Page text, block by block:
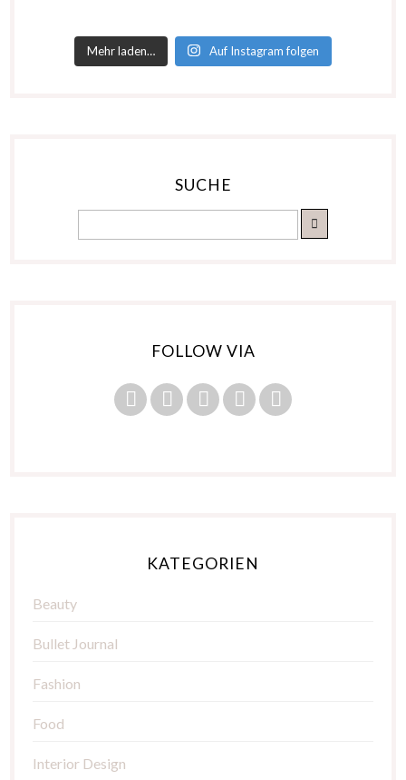
Mehr laden… Auf Instagram folgen
SUCHE
FOLLOW VIA
KATEGORIEN
Beauty
Bullet Journal
Fashion
Food
Interior Design